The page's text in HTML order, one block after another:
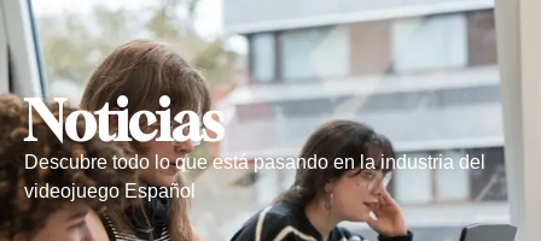
Noticias
Descubre todo lo que está pasando en la industria del
videojuego Español